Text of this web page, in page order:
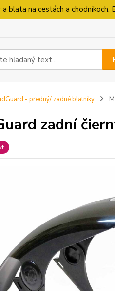
na cestách a
- predný/ zadné blatníky
zadní